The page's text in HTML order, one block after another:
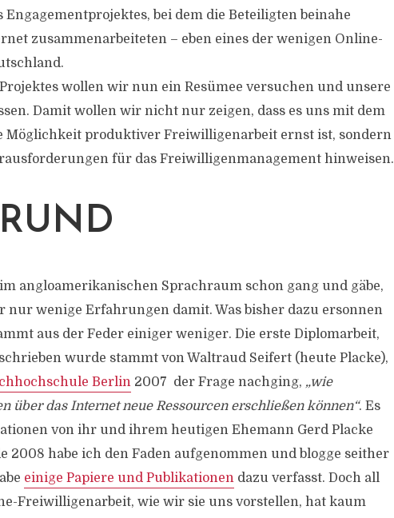
bei dem die Beteiligten beinahe
zusammenarbeiteten – eben eines der wenigen Online-
wollen wir nun ein Resümee versuchen und unsere
Damit wollen wir nicht nur zeigen, dass es uns mit dem
Möglichkeit produktiver Freiwilligenarbeit ernst ist, sondern
für das Freiwilligenmanagement hinweisen.
angloamerikanischen Sprachraum schon gang und gäbe,
nur wenige Erfahrungen damit. Was bisher dazu ersonnen
aus der Feder einiger weniger. Die erste Diplomarbeit,
wurde stammt von Waltraud Seifert (heute Placke),
Berlin 2007 der Frage nachging, „wie
über das Internet neue Ressourcen erschließen können“. Es
von ihr und ihrem heutigen Ehemann Gerd Placke
2008 habe ich den Faden aufgenommen und blogge seither
einige Papiere und Publikationen dazu verfasst. Doch all
Freiwilligenarbeit, wie wir sie uns vorstellen, hat kaum